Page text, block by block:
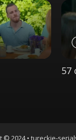
57
© 2024 • tureckie-